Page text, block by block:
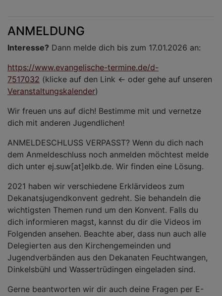
ANMELDUNG
Interesse? Dann melde dich bis zum 17.01.2026 an:
https://www.evangelische-termine.de/d-
7517032 (klicke auf den Link <- oder gehe auf unseren
Veranstaltungskalender)
Wir freuen uns auf dich! Bestimme mit und vernetze
dich mit anderen Jugendlichen!
ANMELDESCHLUSS VERPASST? Wenn du dich nach
dem Anmeldeschluss noch anmelden möchtest melde
dich unter ej.suw[at]elkb.de. Wir finden eine Lösung.
2021 haben wir verschiedene Erklärvideos zum
Dekanatsjugendkonvent gedreht. Sie behandeln die
wichtigsten Themen rund um den Konvent. Falls du
dich informieren magst, kannst du dir die Videos im
Folgenden ansehen. Beachte aber, dass nun auch alle
Delegierten aus den Kirchengemeinden und
Jugendverbänden aus den Dekanaten Feuchtwangen,
Dinkelsbühl und Wassertrüdingen eingeladen sind.
Gerne beantworten wir dir auch deine Fragen per E-